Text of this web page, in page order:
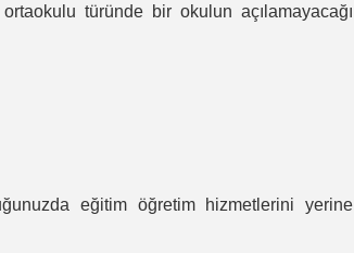
türünde bir okulun açılamayacağı
eğitim öğretim hizmetlerini yerine